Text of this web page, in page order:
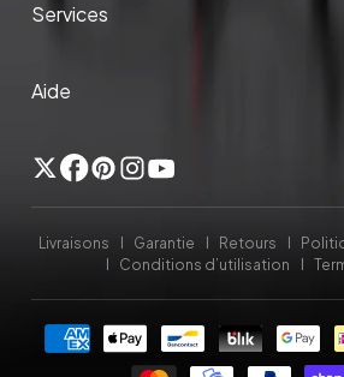
Services
Aide
TwitterFacebook
Pinterest
Instagram
YouTube
Livraisons Garantie Retours
Conditions d’utilisation
de